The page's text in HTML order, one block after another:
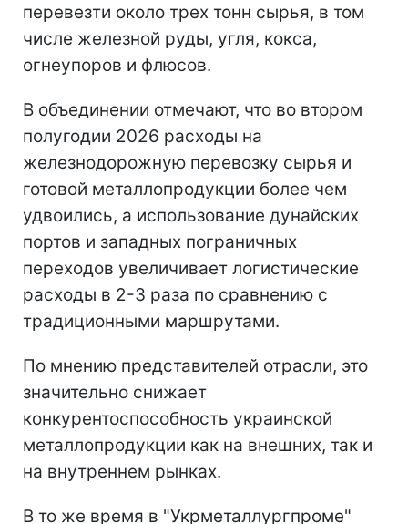
перевезти около трех тонн сырья, в том
числе железной руды, угля, кокса,
огнеупоров и флюсов.
В объединении отмечают, что во втором
полугодии 2026 расходы на
железнодорожную перевозку сырья и
готовой металлопродукции более чем
удвоились, а использование дунайских
портов и западных пограничных
переходов увеличивает логистические
расходы в 2-3 раза по сравнению с
традиционными маршрутами.
По мнению представителей отрасли, это
значительно снижает
конкурентоспособность украинской
металлопродукции как на внешних, так и
на внутреннем рынках.
В то же время в "Укрметаллургпроме"